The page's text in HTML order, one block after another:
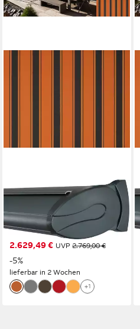
WISMAR
Kassettenmarkise Classic S-
Compact Breite: 350 cm,
Ausfall: 200 cm
2.629,49 € UVP 2.769,00 €
-5%
lieferbar in 2 Wochen
+1